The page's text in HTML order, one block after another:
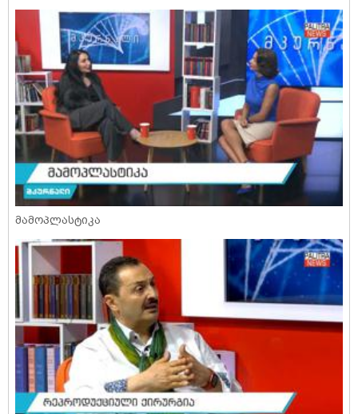
მამოპლასტიკა